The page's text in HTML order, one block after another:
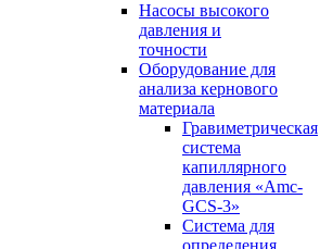
Насосы высокого
давления и
точности
Оборудование для
анализа кернового
материала
Гравиметрическая
система
капиллярного
давления «Amc-
GCS-3»
Система для
определения